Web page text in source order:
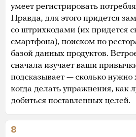
умеет регистрировать
Правда, для этого придется
со штрихкодами (их придется
смартфона), поиском по
базой данных продуктов.
сначала изучает ваши
подсказывает — сколько нужно
когда делать упражнения, как
добиться поставленных целей.
8